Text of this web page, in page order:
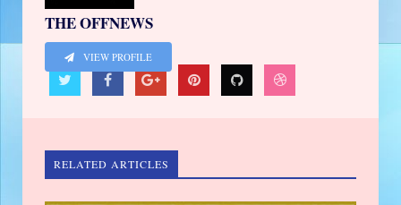
THE OFFNEWS
VIEW PROFILE
RELATED ARTICLES